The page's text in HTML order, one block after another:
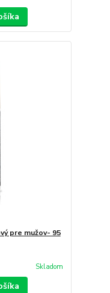
pre mužov- 95
Skladom